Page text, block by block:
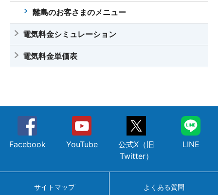
離島のお客さまのメニュー
電気料金シミュレーション
電気料金単価表
Facebook YouTube
公式X（旧
Twitter）
LINE
サイトマップ よくある質問